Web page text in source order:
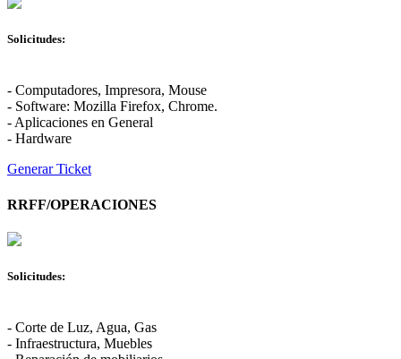
Solicitudes:
- Computadores, Impresora, Mouse
- Software: Mozilla Firefox, Chrome.
- Aplicaciones en General
- Hardware
Generar Ticket
RRFF/OPERACIONES
Solicitudes:
- Corte de Luz, Agua, Gas
- Infraestructura, Muebles